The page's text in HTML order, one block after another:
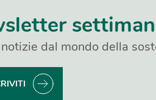
dal mondo della